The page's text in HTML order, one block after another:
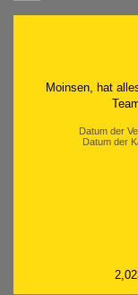
Moinsen, hat
Datum der
Datum der